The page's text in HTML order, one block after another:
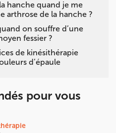
hanche quand je me
arthrose de la hanche ?
on souffre d’une
fessier ?
de kinésithérapie
d’épaule
pour vous
Meudon
Meudon